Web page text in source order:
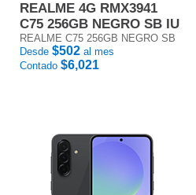
REALME 4G RMX3941
C75 256GB NEGRO SB IU
REALME C75 256GB NEGRO SB
Desde $502 al mes
Contado $6,021